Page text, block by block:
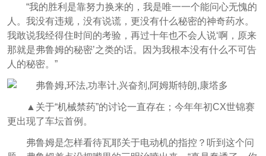
“我的胜利是靠努力换来的，我是唯一一个能问心无愧的
人。我没有违规，没有说谎，更没有什么秘密的神奇药水。
我敢说我经得住时间的考验，再过十年也不会人说‘啊，原来
那就是弗鲁姆的秘密’之类的话。因为我根本没有什么不可告
人的秘密。”
▲关于“机械禁药”的讨论一直存在；今年年初CX世锦赛
更出现了车坛首例。
弗鲁姆是怎样看待瓦耶关于电动机的指控？听到这个问